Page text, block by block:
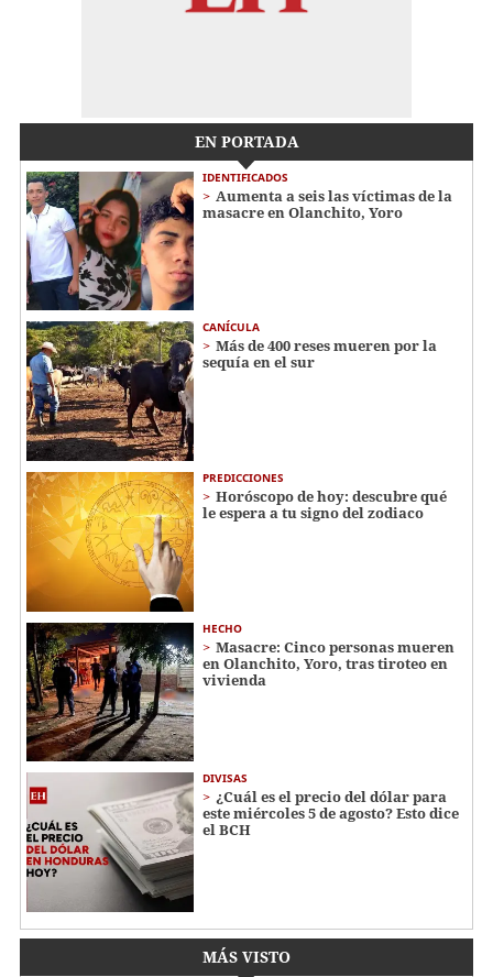
EN PORTADA
IDENTIFICADOS
Aumenta a seis las víctimas de la
masacre en Olanchito, Yoro
CANÍCULA
Más de 400 reses mueren por la
sequía en el sur
PREDICCIONES
Horóscopo de hoy: descubre qué
le espera a tu signo del zodiaco
HECHO
Masacre: Cinco personas mueren
en Olanchito, Yoro, tras tiroteo en
vivienda
DIVISAS
¿Cuál es el precio del dólar para
este miércoles 5 de agosto? Esto dice
el BCH
MÁS VISTO